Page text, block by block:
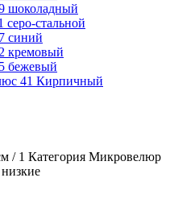
/ 1 Категория Микровелюр